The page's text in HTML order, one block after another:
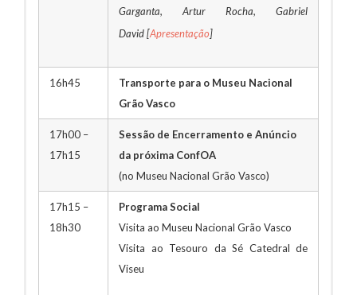
Garganta, Artur Rocha, Gabriel
David [Apresentação]
16h45
Transporte para o Museu Nacional
Grão Vasco
17h00 –
17h15
Sessão de Encerramento e Anúncio
da próxima ConfOA
(no Museu Nacional Grão Vasco)
17h15 –
18h30
Programa Social
Visita ao Museu Nacional Grão Vasco
Visita ao Tesouro da Sé Catedral de
Viseu